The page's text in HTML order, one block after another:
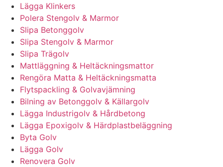
Lägga Klinkers
Polera Stengolv & Marmor
Slipa Betonggolv
Slipa Stengolv & Marmor
Slipa Trägolv
Mattläggning & Heltäckningsmattor
Rengöra Matta & Heltäckningsmatta
Flytspackling & Golvavjämning
Bilning av Betonggolv & Källargolv
Lägga Industrigolv & Hårdbetong
Lägga Epoxigolv & Härdplastbeläggning
Byta Golv
Lägga Golv
Renovera Golv